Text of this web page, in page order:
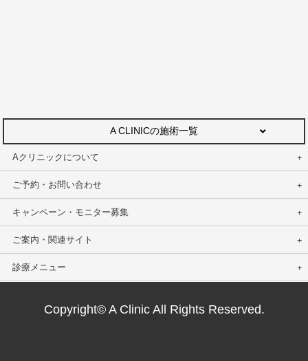
A CLINICの施術一覧
Aクリニックについて
ご予約・お問い合わせ
キャンペーン・モニター募集
ご案内・関連サイト
診療メニュー
Copyright© A Clinic All Rights Reserved.